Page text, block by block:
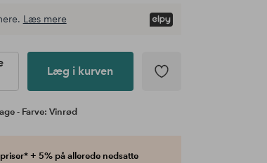
Læs mere
Læg i kurven
- Farve: Vinrød
+ 5% på allerede nedsatte